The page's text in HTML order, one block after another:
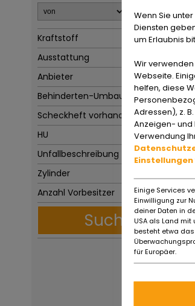
Kraftstoff
Ausstattung
Anbieter
Behinderten-Umbau
Scheckheft vorhanden
HU
Unfallbeschreibung
Zylinder
Anzahl Vorbesitzer
Suchen
Wenn Sie
Diensten
um Erlaubnis
Wir
Webseite.
helfen, diese
Adressen), z.
Anzeigen- und
Verwendung
Einstellungen
Einige Services
Einwilligung zur
deiner Daten in
USA als Land
besteht etwa das
für Europäer.